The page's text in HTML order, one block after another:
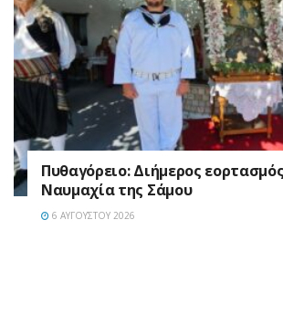
Πυθαγόρειο: Διήμερος
Ναυμαχία της Σάμου
6 ΑΥΓΟΎΣΤΟΥ 2026